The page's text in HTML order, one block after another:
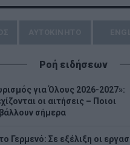
Ροή ειδήσεων
για Όλους 2026-2027»:
οι αιτήσεις – Ποιοι
σήμερα
Γερμενό: Σε εξέλιξη οι